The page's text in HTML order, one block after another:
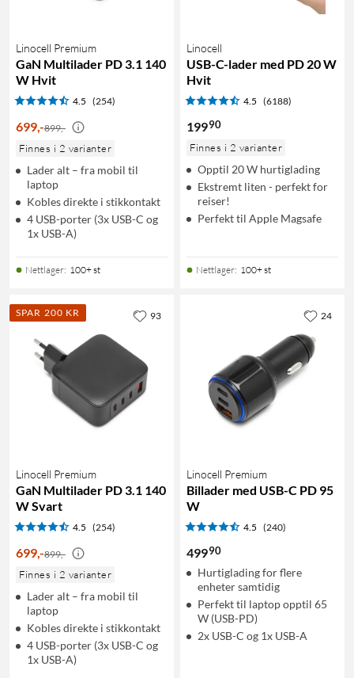
Linocell Premium
GaN Multilader PD 3.1 140
W Hvit
4.5 (254)
699-899,-
Finnes i 2 varianter
Lader alt – fra mobil til
laptop
Kobles direkte i stikkontakt
4 USB-porter (3x USB-C og
1x USB-A)
Nettlager: 100+ st
Linocell
USB-C-lader med PD 20 W
Hvit
4.5 (6188)
19990
Finnes i 2 varianter
Opptil 20 W hurtiglading
Ekstremt liten - perfekt for
reiser!
Perfekt til Apple Magsafe
Nettlager: 100+ st
SPAR 200 KR
Linocell Premium
GaN Multilader PD 3.1 140
W Svart
4.5 (254)
699-899,-
Finnes i 2 varianter
Lader alt – fra mobil til
laptop
Kobles direkte i stikkontakt
4 USB-porter (3x USB-C og
1x USB-A)
93
Linocell Premium
Billader med USB-C PD 95
W
4.5 (240)
49990
Hurtiglading for flere
enheter samtidig
Perfekt til laptop opptil 65
W (USB-PD)
2x USB-C og 1x USB-A
24